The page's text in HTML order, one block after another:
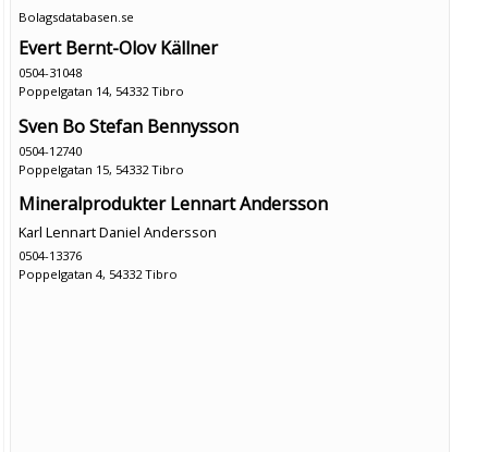
Bolagsdatabasen.se
Evert Bernt-Olov Källner
0504-31048
Poppelgatan 14, 54332 Tibro
Sven Bo Stefan Bennysson
0504-12740
Poppelgatan 15, 54332 Tibro
Mineralprodukter Lennart Andersson
Karl Lennart Daniel Andersson
0504-13376
Poppelgatan 4, 54332 Tibro